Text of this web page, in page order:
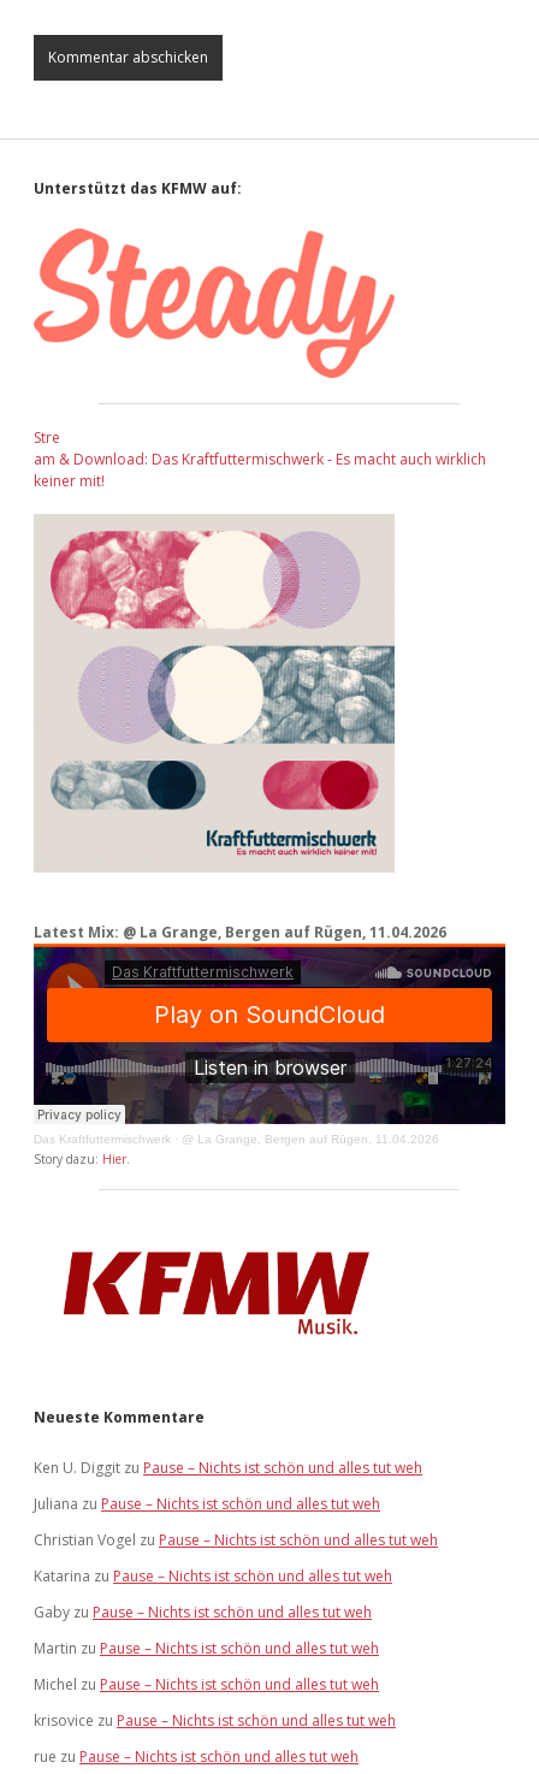
Sidebar
Unterstützt das KFMW auf:
Stre
am & Download: Das Kraftfuttermischwerk - Es macht auch wirklich
keiner mit!
Latest Mix: @ La Grange, Bergen auf Rügen, 11.04.2026
Das Kraftfuttermischwerk · @ La Grange, Bergen auf Rügen, 11.04.2026
Story dazu: Hier
Neueste Kommentare
Ken U. Diggit zu Pause – Nichts ist schön und alles tut weh
Juliana zu Pause – Nichts ist schön und alles tut weh
Christian Vogel zu Pause – Nichts ist schön und alles tut weh
Katarina zu Pause – Nichts ist schön und alles tut weh
Gaby zu Pause – Nichts ist schön und alles tut weh
Martin zu Pause – Nichts ist schön und alles tut weh
Michel zu Pause – Nichts ist schön und alles tut weh
krisovice zu Pause – Nichts ist schön und alles tut weh
rue zu Pause – Nichts ist schön und alles tut weh